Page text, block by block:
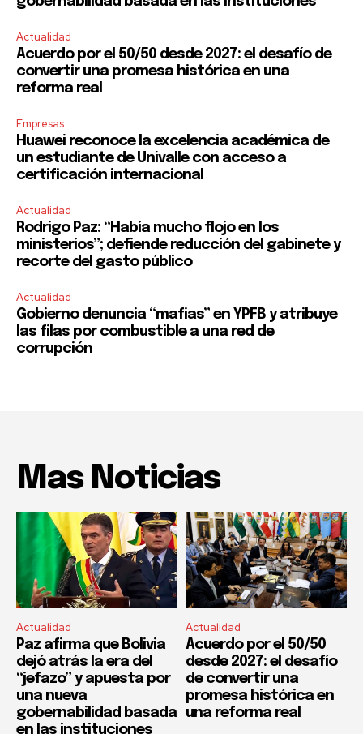
Actualidad
Acuerdo por el 50/50 desde 2027: el desafío de
convertir una promesa histórica en una
reforma real
Empresas
Huawei reconoce la excelencia académica de
un estudiante de Univalle con acceso a
certificación internacional
Actualidad
Rodrigo Paz: “Había mucho flojo en los
ministerios”; defiende reducción del gabinete y
recorte del gasto público
Actualidad
Gobierno denuncia “mafias” en YPFB y atribuye
las filas por combustible a una red de
corrupción
Mas Noticias
Actualidad
Paz afirma que Bolivia
dejó atrás la era del
“jefazo” y apuesta por
una nueva
gobernabilidad basada
en las instituciones
Actualidad
Acuerdo por el 50/50
desde 2027: el desafío
de convertir una
promesa histórica en
una reforma real